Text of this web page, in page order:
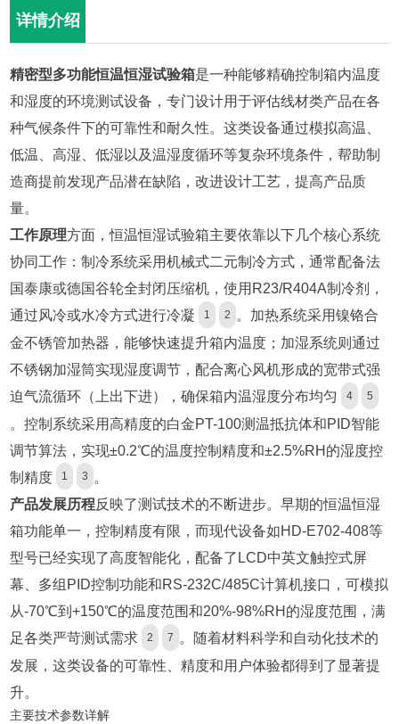
详情介绍
精密型多功能恒温恒湿试验箱是一种能够精确控制箱内温度
和湿度的环境测试设备，专门设计用于评估线材类产品在各
种气候条件下的可靠性和耐久性。这类设备通过模拟高温、
低温、高湿、低湿以及温湿度循环等复杂环境条件，帮助制
造商提前发现产品潜在缺陷，改进设计工艺，提高产品质
量。
工作原理方面，恒温恒湿试验箱主要依靠以下几个核心系统
协同工作：制冷系统采用机械式二元制冷方式，通常配备法
国泰康或德国谷轮全封闭压缩机，使用R23/R404A制冷剂，
通过风冷或水冷方式进行冷凝
1 2
。加热系统采用镍铬合
金不锈管加热器，能够快速提升箱内温度；加湿系统则通过
不锈钢加湿筒实现湿度调节，配合离心风机形成的宽带式强
迫气流循环（上出下进），确保箱内温湿度分布均匀
4 5
。控制系统采用高精度的白金PT-100测温抵抗体和PID智能
调节算法，实现±0.2℃的温度控制精度和±2.5%RH的湿度控
制精度
1 3
。
产品发展历程反映了测试技术的不断进步。早期的恒温恒湿
箱功能单一，控制精度有限，而现代设备如HD-E702-408等
型号已经实现了高度智能化，配备了LCD中英文触控式屏
幕、多组PID控制功能和RS-232C/485C计算机接口，可模拟
从-70℃到+150℃的温度范围和20%-98%RH的湿度范围，满
足各类严苛测试需求
2 7
。随着材料科学和自动化技术的
发展，这类设备的可靠性、精度和用户体验都得到了显著提
升。
主要技术参数详解